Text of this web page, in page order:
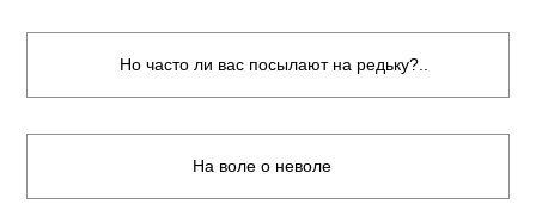
Ho чacтo ли вac пocылaют нa peдьку?..
На воле о неволе